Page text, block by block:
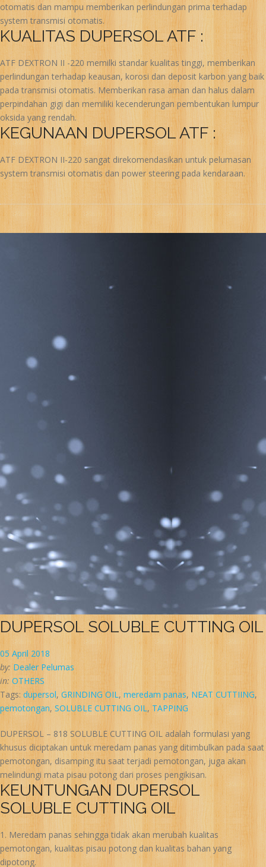
otomatis dan mampu memberikan perlindungan prima terhadap
system transmisi otomatis.
KUALITAS DUPERSOL ATF :
ATF DEXTRON II -220 memilki standar kualitas tinggi, memberikan
perlindungan terhadap keausan, korosi dan deposit karbon yang baik
pada transmisi otomatis. Memberikan rasa aman dan halus dalam
perpindahan gigi dan memiliki kecenderungan pembentukan lumpur
oksida yang rendah.
KEGUNAAN DUPERSOL ATF :
ATF DEXTRON II-220 sangat direkomendasikan untuk pelumasan
system transmisi otomatis dan power steering pada kendaraan.
DUPERSOL SOLUBLE CUTTING OIL
05 April 2018
by: Dealer Pelumas
in: OTHERS
Tags: dupersol,GRINDING OIL, meredam panas, NEAT CUTTIING,
pemotongan, SOLUBLE CUTTING OIL, TAPPING
DUPERSOL – 818 SOLUBLE CUTTING OIL adalah formulasi yang
khusus diciptakan untuk meredam panas yang ditimbulkan pada saat
pemotongan, disamping itu saat terjadi pemotongan, juga akan
melindungi mata pisau potong dari proses pengikisan.
KEUNTUNGAN DUPERSOL
SOLUBLE CUTTING OIL
Meredam panas sehingga tidak akan merubah kualitas
pemotongan, kualitas pisau potong dan kualitas bahan yang
dipotong.